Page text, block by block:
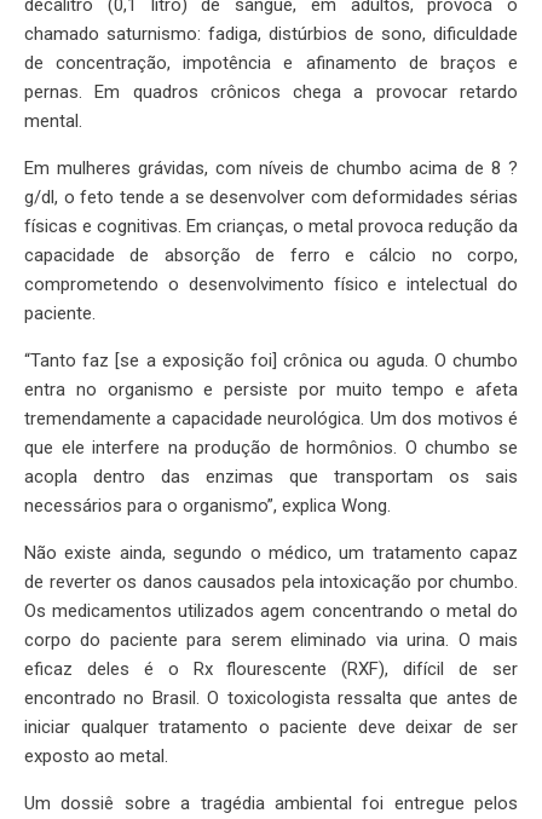
chamado saturnismo: fadiga, distúrbios de sono, dificuldade
de concentração, impotência e afinamento de braços e
pernas. Em quadros crônicos chega a provocar retardo
mental.
Em mulheres grávidas, com níveis de chumbo acima de 8 ?
g/dl, o feto tende a se desenvolver com deformidades sérias
físicas e cognitivas. Em crianças, o metal provoca redução da
capacidade de absorção de ferro e cálcio no corpo,
comprometendo o desenvolvimento físico e intelectual do
paciente.
“Tanto faz [se a exposição foi] crônica ou aguda. O chumbo
entra no organismo e persiste por muito tempo e afeta
tremendamente a capacidade neurológica. Um dos motivos é
que ele interfere na produção de hormônios. O chumbo se
acopla dentro das enzimas que transportam os sais
necessários para o organismo”, explica Wong.
Não existe ainda, segundo o médico, um tratamento capaz
de reverter os danos causados pela intoxicação por chumbo.
Os medicamentos utilizados agem concentrando o metal do
corpo do paciente para serem eliminado via urina. O mais
eficaz deles é o Rx flourescente (RXF), difícil de ser
encontrado no Brasil. O toxicologista ressalta que antes de
iniciar qualquer tratamento o paciente deve deixar de ser
exposto ao metal.
Um dossiê sobre a tragédia ambiental foi entregue pelos